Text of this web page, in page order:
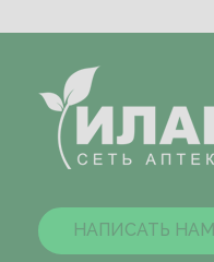
НАПИСАТЬ НАМ